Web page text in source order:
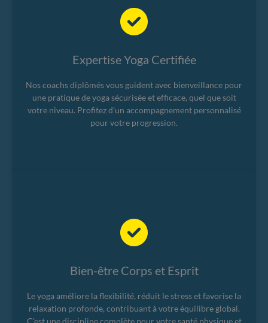
Expertise Yoga Certifiée
Nos coachs diplômés vous guident avec bienveillance pour
une pratique de yoga sécurisée et efficace, quel que soit
votre niveau. Profitez d’un accompagnement personnalisé
pour votre progression.
Bien-être Corps et Esprit
Le yoga améliore la flexibilité, réduit le stress et favorise la
relaxation profonde, contribuant à votre équilibre global.